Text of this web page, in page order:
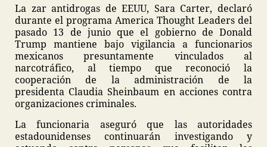
La zar antidrogas de EEUU, Sara Carter, declaró
durante el programa America Thought Leaders del
pasado 13 de junio que el gobierno de Donald
Trump mantiene bajo vigilancia a funcionarios
mexicanos presuntamente vinculados al
narcotráfico, al tiempo que reconoció la
cooperación de la administración de la
presidenta Claudia Sheinbaum en acciones contra
organizaciones criminales.
La funcionaria aseguró que las autoridades
estadounidenses continuarán investigando y